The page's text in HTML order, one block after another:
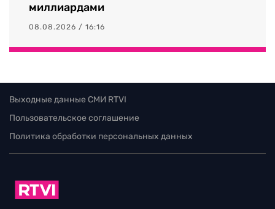
миллиардами
08.08.2026 / 16:16
Выходные данные СМИ RTVI
Пользовательское соглашение
Политика обработки персональных данных